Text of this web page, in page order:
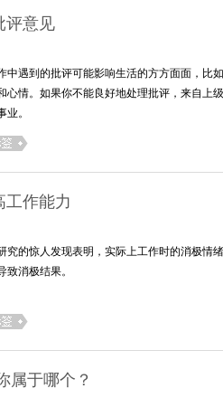
评意见
中遇到的批评可能影响生活的方方面面，比
心情。如果你不能良好地处理批评，来自上
业。
工作能力
究的惊人发现表明，实际上工作时的消极情
致消极结果。
属于哪个？